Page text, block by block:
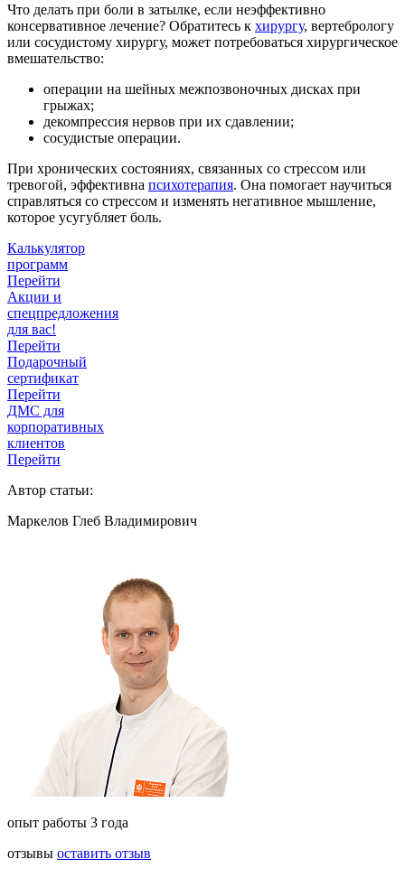
Что делать при боли в затылке, если неэффективно
консервативное лечение? Обратитесь к хирургу, вертебрологу
или сосудистому хирургу, может потребоваться хирургическое
вмешательство:
операции на шейных межпозвоночных дисках при
грыжах;
декомпрессия нервов при их сдавлении;
сосудистые операции.
При хронических состояниях, связанных со стрессом или
тревогой, эффективна психотерапия. Она помогает научиться
справляться со стрессом и изменять негативное мышление,
которое усугубляет боль.
Калькулятор
программ
Перейти
Акции и
спецпредложения
для вас!
Перейти
Подарочный
сертификат
Перейти
ДМС для
корпоративных
клиентов
Перейти
Автор статьи:
Маркелов Глеб Владимирович
опыт работы 3 года
отзывы оставить отзыв